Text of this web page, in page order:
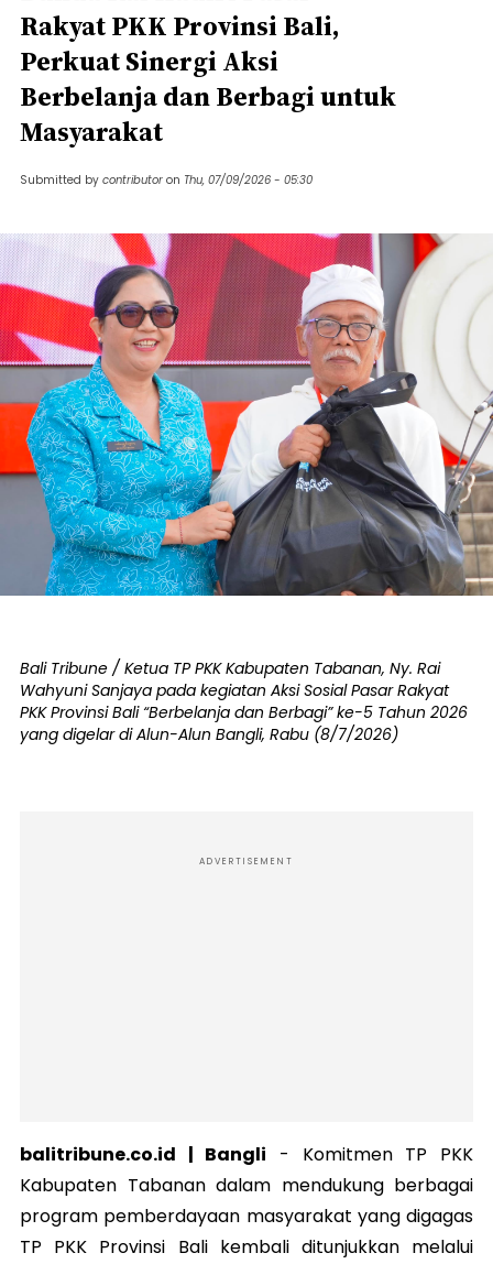
Rakyat PKK Provinsi Bali,
Perkuat Sinergi Aksi
Berbelanja dan Berbagi untuk
Masyarakat
Submitted by contributor on Thu, 07/09/2026 - 05:30
Bali Tribune / Ketua TP PKK Kabupaten Tabanan, Ny. Rai
Wahyuni Sanjaya pada kegiatan Aksi Sosial Pasar Rakyat
PKK Provinsi Bali “Berbelanja dan Berbagi” ke-5 Tahun 2026
yang digelar di Alun-Alun Bangli, Rabu (8/7/2026)
ADVERTISEMENT
balitribune.co.id | Bangli - Komitmen TP PKK
Kabupaten Tabanan dalam mendukung berbagai
program pemberdayaan masyarakat yang digagas
TP PKK Provinsi Bali kembali ditunjukkan melalui